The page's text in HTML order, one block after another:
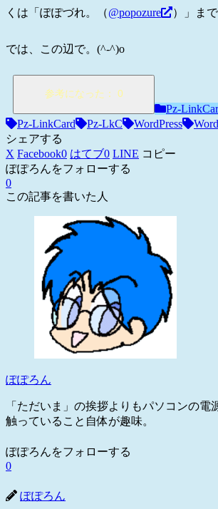
くは「ぽぽづれ。（@popozure ）」ま
では、この辺で。(^-^)o
Pz-
Pz-LinkCard
Pz-LkC WordPress
シェアする
X Facebook0 はてブ0 LINE コピー
ぽぽろんをフォローする
0
この記事を書いた人
ぽぽろん
「ただいま」の挨拶よりもパソコンの
触っていること自体が趣味。
ぽぽろんをフォローする
0
ぽぽろん